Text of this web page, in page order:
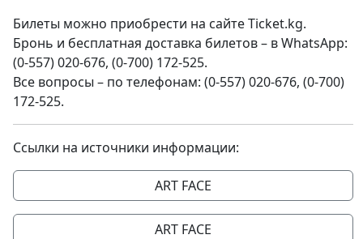
Билеты можно приобрести на сайте Ticket.kg.
Бронь и бесплатная доставка билетов – в WhatsApp:
(0-557) 020-676, (0-700) 172-525.
Все вопросы – по телефонам: (0-557) 020-676, (0-700)
172-525.
Ссылки на источники информации:
ART FACE
ART FACE